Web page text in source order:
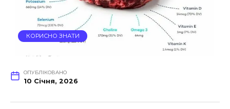
КОРИСНО ЗНАТИ
ОПУБЛІКОВАНО
10 Січня, 2026